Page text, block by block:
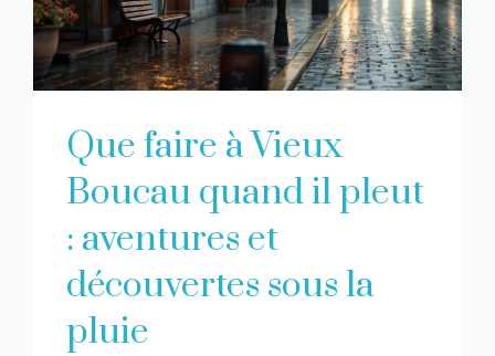
Que faire à Vieux
Boucau quand il pleut
: aventures et
découvertes sous la
pluie